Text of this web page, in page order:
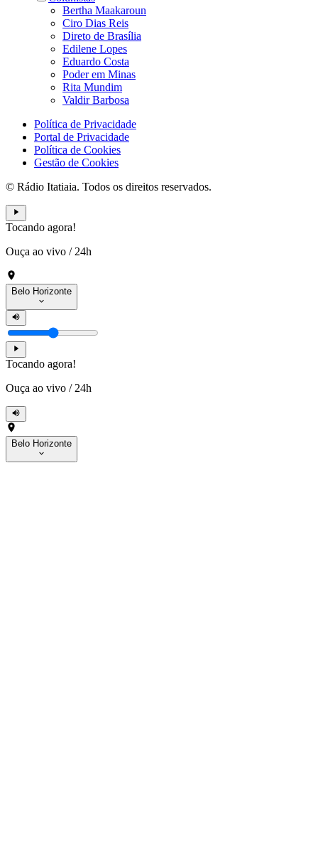
Bertha Maakaroun
Ciro Dias Reis
Direto de Brasília
Edilene Lopes
Eduardo Costa
Poder em Minas
Rita Mundim
Valdir Barbosa
Política de Privacidade
Portal de Privacidade
Política de Cookies
Gestão de Cookies
© Rádio Itatiaia. Todos os direitos reservados.
Tocando agora!
Ouça ao vivo / 24h
Belo Horizonte
Tocando agora!
Ouça ao vivo / 24h
Belo Horizonte